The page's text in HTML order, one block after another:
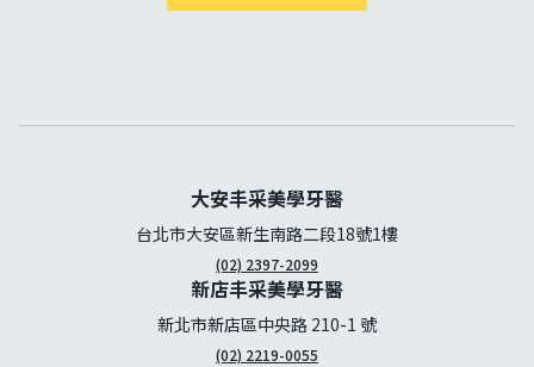
大安丰采美學牙醫
台北市大安區新生南路二段18號1樓
(02) 2397-2099
新店丰采美學牙醫
新北市新店區中央路 210-1 號
(02) 2219-0055